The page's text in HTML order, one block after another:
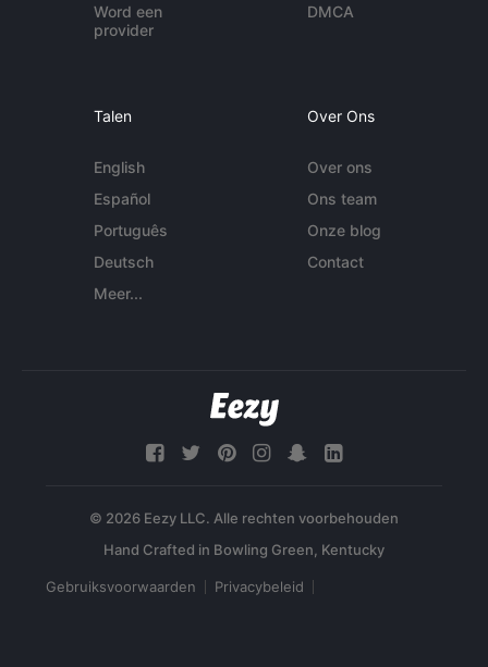
Word een
provider
DMCA
Talen
English
Español
Português
Deutsch
Meer...
Over Ons
Over ons
Ons team
Onze blog
Contact
© 2026 Eezy LLC. Alle rechten voorbehouden
Gebruiksvoorwaarden Privacybeleid